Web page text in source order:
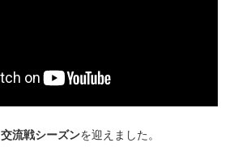
交流戦シーズンを迎えました。